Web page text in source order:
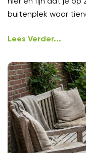
buitenplek waar
Lees Verder...